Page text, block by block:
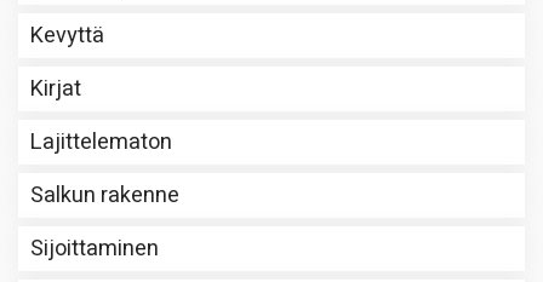
Kevyttä
Kirjat
Lajittelematon
Salkun rakenne
Sijoittaminen